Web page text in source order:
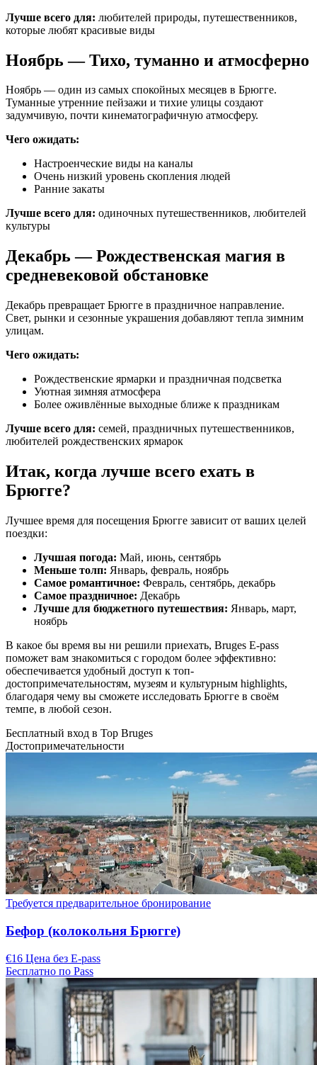
Лучше всего для: любителей природы, путешественников,
которые любят красивые виды
Ноябрь — Тихо, туманно и атмосферно
Ноябрь — один из самых спокойных месяцев в Брюгге.
Туманные утренние пейзажи и тихие улицы создают
задумчивую, почти кинематографичную атмосферу.
Чего ожидать:
Настроенческие виды на каналы
Очень низкий уровень скопления людей
Ранние закаты
Лучше всего для: одиночных путешественников, любителей
культуры
Декабрь — Рождественская магия в
средневековой обстановке
Декабрь превращает Брюгге в праздничное направление.
Свет, рынки и сезонные украшения добавляют тепла зимним
улицам.
Чего ожидать:
Рождественские ярмарки и праздничная подсветка
Уютная зимняя атмосфера
Более оживлённые выходные ближе к праздникам
Лучше всего для: семей, праздничных путешественников,
любителей рождественских ярмарок
Итак, когда лучше всего ехать в
Брюгге?
Лучшее время для посещения Брюгге зависит от ваших целей
поездки:
Лучшая погода: Май, июнь, сентябрь
Меньше толп: Январь, февраль, ноябрь
Самое романтичное: Февраль, сентябрь, декабрь
Самое праздничное: Декабрь
Лучше для бюджетного путешествия: Январь, март,
ноябрь
В какое бы время вы ни решили приехать, Bruges E-pass
поможет вам знакомиться с городом более эффективно:
обеспечивается удобный доступ к топ-
достопримечательностям, музеям и культурным highlights,
благодаря чему вы сможете исследовать Брюгге в своём
темпе, в любой сезон.
Бесплатный вход в Top Bruges
Достопримечательности
Требуется предварительное бронирование
Бефор (колокольня Брюгге)
€16 Цена без E-pass
Бесплатно по Pass